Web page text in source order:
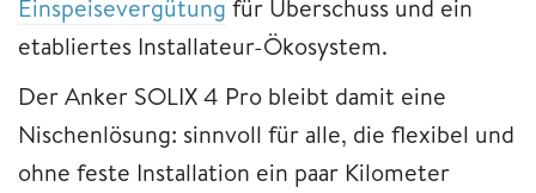
Einspeisevergütung für Überschuss und ein
etabliertes Installateur-Ökosystem.
Der Anker SOLIX 4 Pro bleibt damit eine
Nischenlösung: sinnvoll für alle, die flexibel und
ohne feste Installation ein paar Kilometer